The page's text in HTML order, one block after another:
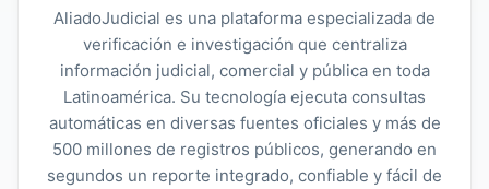
AliadoJudicial es una plataforma especializada de
verificación e investigación que centraliza
información judicial, comercial y pública en toda
Latinoamérica. Su tecnología ejecuta consultas
automáticas en diversas fuentes oficiales y más de
500 millones de registros públicos, generando en
segundos un reporte integrado, confiable y fácil de